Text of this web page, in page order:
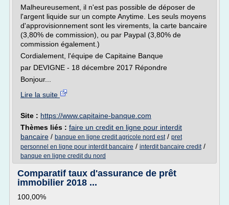
Malheureusement, il n'est pas possible de déposer de
l'argent liquide sur un compte Anytime. Les seuls moyens
d'approvisionnement sont les virements, la carte bancaire
(3,80% de commission), ou par Paypal (3,80% de
commission également.)
Cordialement, l'équipe de Capitaine Banque
par DEVIGNE - 18 décembre 2017 Répondre
Bonjour...
Lire la suite
Site : https://www.capitaine-banque.com
Thèmes liés : faire un credit en ligne pour interdit
bancaire / banque en ligne credit agricole nord est/ pret
personnel en ligne pour interdit bancaire / interdit bancaire credit/
banque en ligne credit du nord
Comparatif taux d'assurance de prêt
immobilier 2018 ...
100,00%